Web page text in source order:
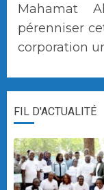
Mahamat
pérenniser
corporation
FIL D'ACTUALITÉ